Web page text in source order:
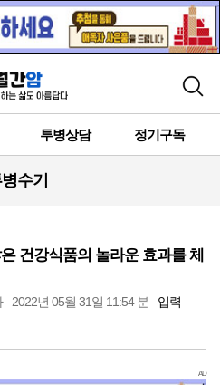
검색
투병상담 정기구독
수기
건강식품의 놀라운 효과를 체
2022년 05월 31일 11:54 분
입력
AD